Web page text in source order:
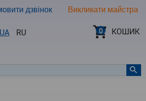
дзвінок Викликати майстра
UA RU 0 КОШИК